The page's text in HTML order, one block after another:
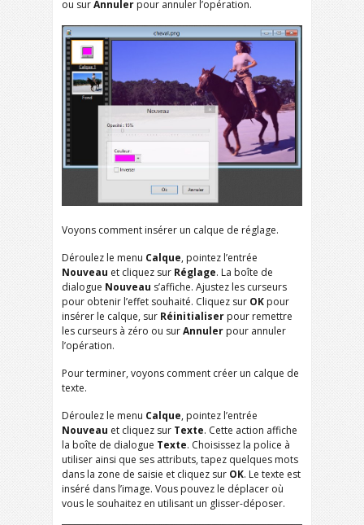
ou surAnnuler pour annuler l’opération.
Voyons comment insérer un calque de réglage.
Déroulez le menu Calque, pointez l’entrée
Nouveau et cliquez sur Réglage. La boîte de
dialogue Nouveau s’affiche. Ajustez les curseurs
pour obtenir l’effet souhaité. Cliquez sur OK pour
insérer le calque, sur Réinitialiser pour remettre
les curseurs à zéro ou surAnnuler pour annuler
l’opération.
Pour terminer, voyons comment créer un calque de
texte.
Déroulez le menu Calque, pointez l’entrée
Nouveau et cliquez sur Texte. Cette action affiche
la boîte de dialogue Texte. Choisissez la police à
utiliser ainsi que ses attributs, tapez quelques mots
dans la zone de saisie et cliquez sur OK. Le texte est
inséré dans l’image. Vous pouvez le déplacer où
vous le souhaitez en utilisant un glisser-déposer.